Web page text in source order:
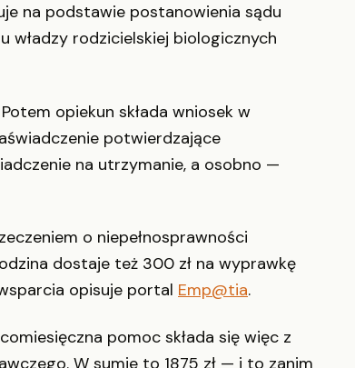
na podstawie postanowienia sądu
władzy rodzicielskiej biologicznych
opiekun składa wniosek w
potwierdzające
na utrzymanie, a osobno —
o niepełnosprawności
dostaje też 300 zł na wyprawkę
opisuje portal Emp@tia.
pomoc składa się więc z
W sumie to 1875 zł — i to zanim